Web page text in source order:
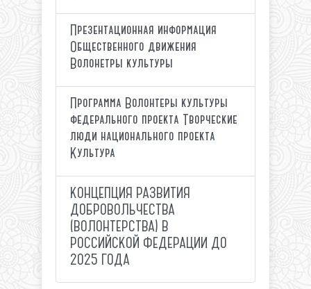
Презентационная информация
Общественного движения
Волонетры культуры
Программа Волонтеры культуры
федерального проекта Творческие
люди национального проекта
Культура
КОНЦЕПЦИЯ РАЗВИТИЯ
ДОБРОВОЛЬЧЕСТВА
(ВОЛОНТЕРСТВА) В
РОССИЙСКОЙ ФЕДЕРАЦИИ ДО
2025 ГОДА